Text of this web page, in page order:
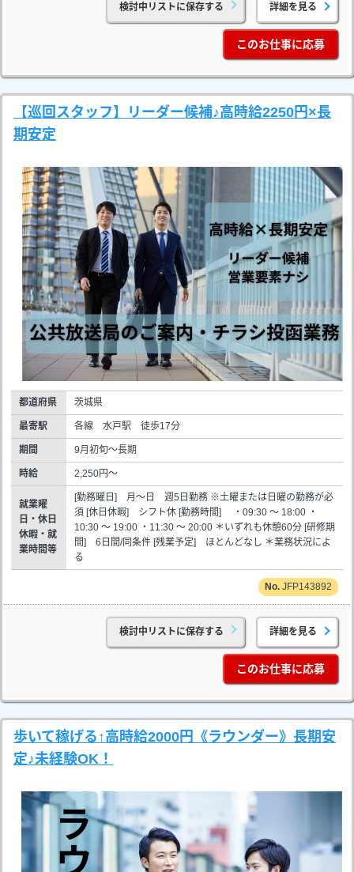
検討中リストに保存する 詳細を見る
このお仕事に応募
【巡回スタッフ】リーダー候補♪高時給2250円×長
期安定
都道府県 茨城県
最寄駅 各線 水戸駅 徒歩17分
期間 9月初旬～長期
時給 2,250円～
就業曜
日・休日
休暇・就
業時間等
[勤務曜日] 月～日 週5日勤務 ※土曜または日曜の勤務が必
須 [休日休暇] シフト休 [勤務時間] ・09:30 ～ 18:00 ・
10:30 ～ 19:00 ・11:30 ～ 20:00 ＊いずれも休憩60分 [研修期
間] 6日間/同条件 [残業予定] ほとんどなし ＊業務状況によ
る
JFP143892
検討中リストに保存する 詳細を見る
このお仕事に応募
歩いて稼げる↑高時給2000円《ラウンダー》長期安
定♪未経験OK！